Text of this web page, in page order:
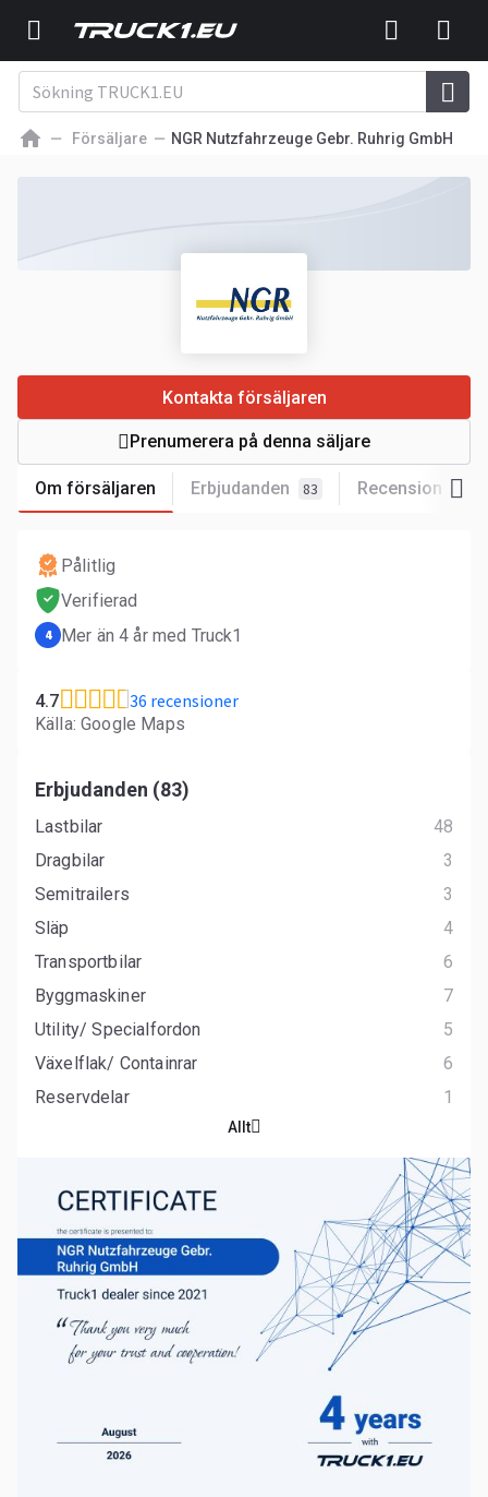
Försäljare NGR Nutzfahrzeuge Gebr. Ruhrig GmbH
Om försäljaren Erbjudanden 83 Recensioner
Kontakta försäljaren
Prenumerera på denna säljare
Pålitlig
Verifierad
4 Mer än 4 år med Truck1
4.7 36 recensioner
Källa: Google Maps
Erbjudanden (83)
Lastbilar
48
Dragbilar
3
Semitrailers
3
Släp
4
Transportbilar
6
Byggmaskiner
7
Utility/ Specialfordon
5
Växelflak/ Containrar
6
Reservdelar
1
Allt